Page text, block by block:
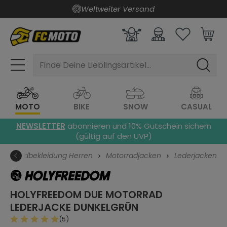
Weltweiter Versand
MOTO BIKE SNOW CASUAL
Finde Deine Lieblingsartikel...
NEWSLETTER abonnieren und 10% Gutschein sichern
(gültig auf den UVP)
Herren Motorradjacken Lederjacken
HOLYFREEDOM DUE MOTORRAD
LEDERJACKE DUNKELGRÜN
(5)